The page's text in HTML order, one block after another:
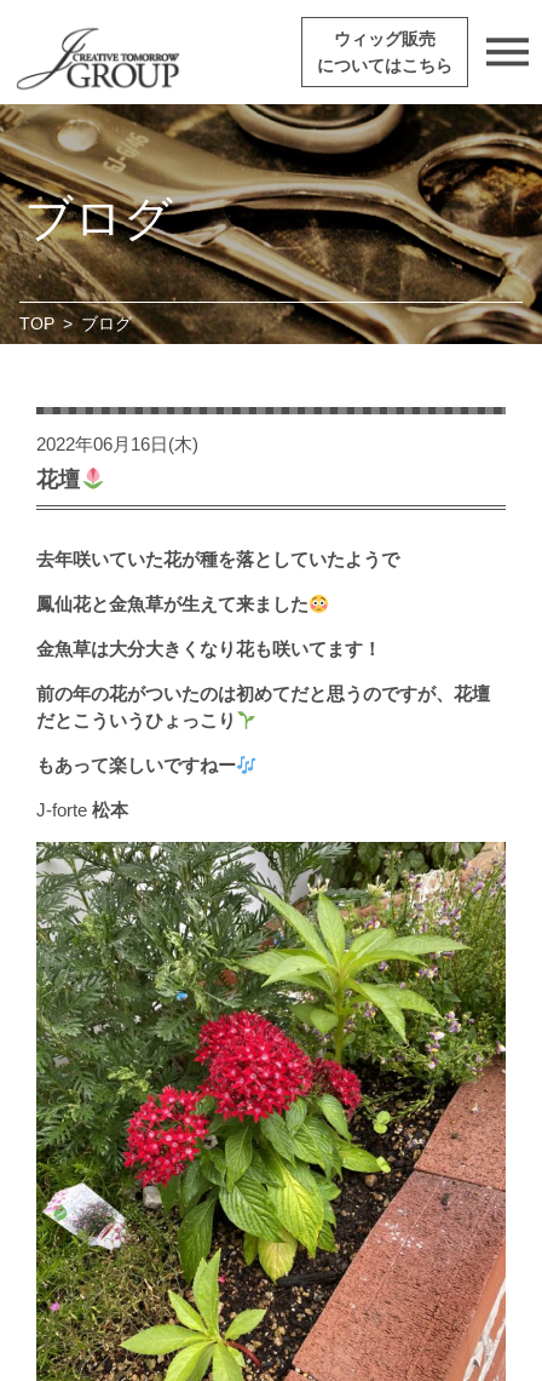
ウィッグ販売
についてはこちら
ブログ
TOP > ブログ
2022年06月16日(木)
花壇
去年咲いていた花が種を落としていたようで
鳳仙花と金魚草が生えて来ました
金魚草は大分大きくなり花も咲いてます！
前の年の花がついたのは初めてだと思うのですが、花壇
だとこういうひょっこり
もあって楽しいですねー
J-forte松本